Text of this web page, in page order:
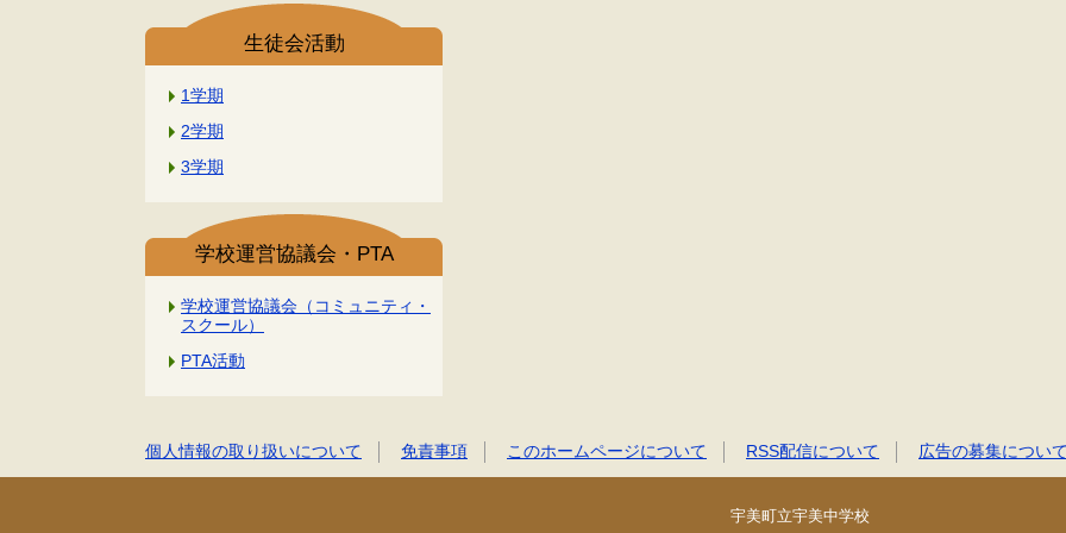
生徒会活動
1学期
2学期
3学期
学校運営協議会・PTA
学校運営協議会（コミュニティ・
スクール）
PTA活動
個人情報の取り扱いについて 免責事項 このホームページについて RSS配信について 広告の募集につい
宇美町立宇美中学校